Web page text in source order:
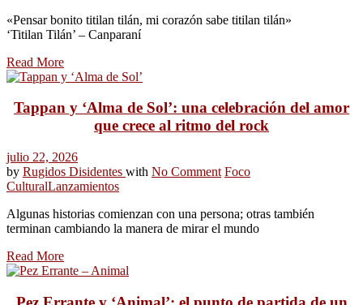
«Pensar bonito titilan tilán, mi corazón sabe titilan tilán»
‘Titilan Tilán’ – Canparaní
Read More
Tappan y ‘Alma de Sol’: una celebración del amor
que crece al ritmo del rock
julio 22, 2026
by Rugidos Disidentes with No Comment Foco
CulturalLanzamientos
Algunas historias comienzan con una persona; otras también
terminan cambiando la manera de mirar el mundo
Read More